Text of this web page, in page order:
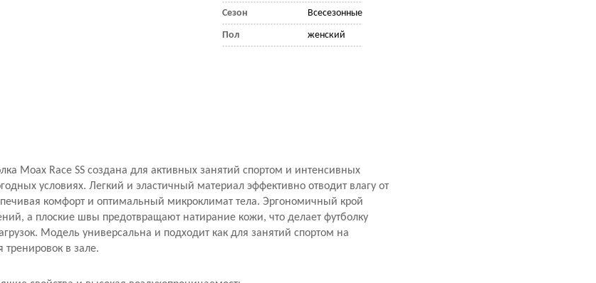
Сезон Всесезонные
Пол женский
Moax Race SS создана для активных занятий спортом и интенсивных
условиях. Легкий и эластичный материал эффективно отводит влагу от
комфорт и оптимальный микроклимат тела. Эргономичный крой
а плоские швы предотвращают натирание кожи, что делает футболку
Модель универсальна и подходит как для занятий спортом на
тренировок в зале.